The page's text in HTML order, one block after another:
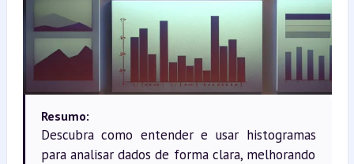
Resumo:
Descubra como entender e usar histogramas
para analisar dados de forma clara, melhorando